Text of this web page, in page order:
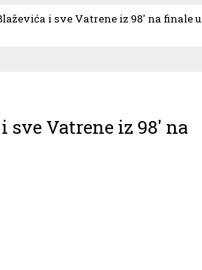
i sve Vatrene iz 98′ na finale u
Vatrene iz 98′ na